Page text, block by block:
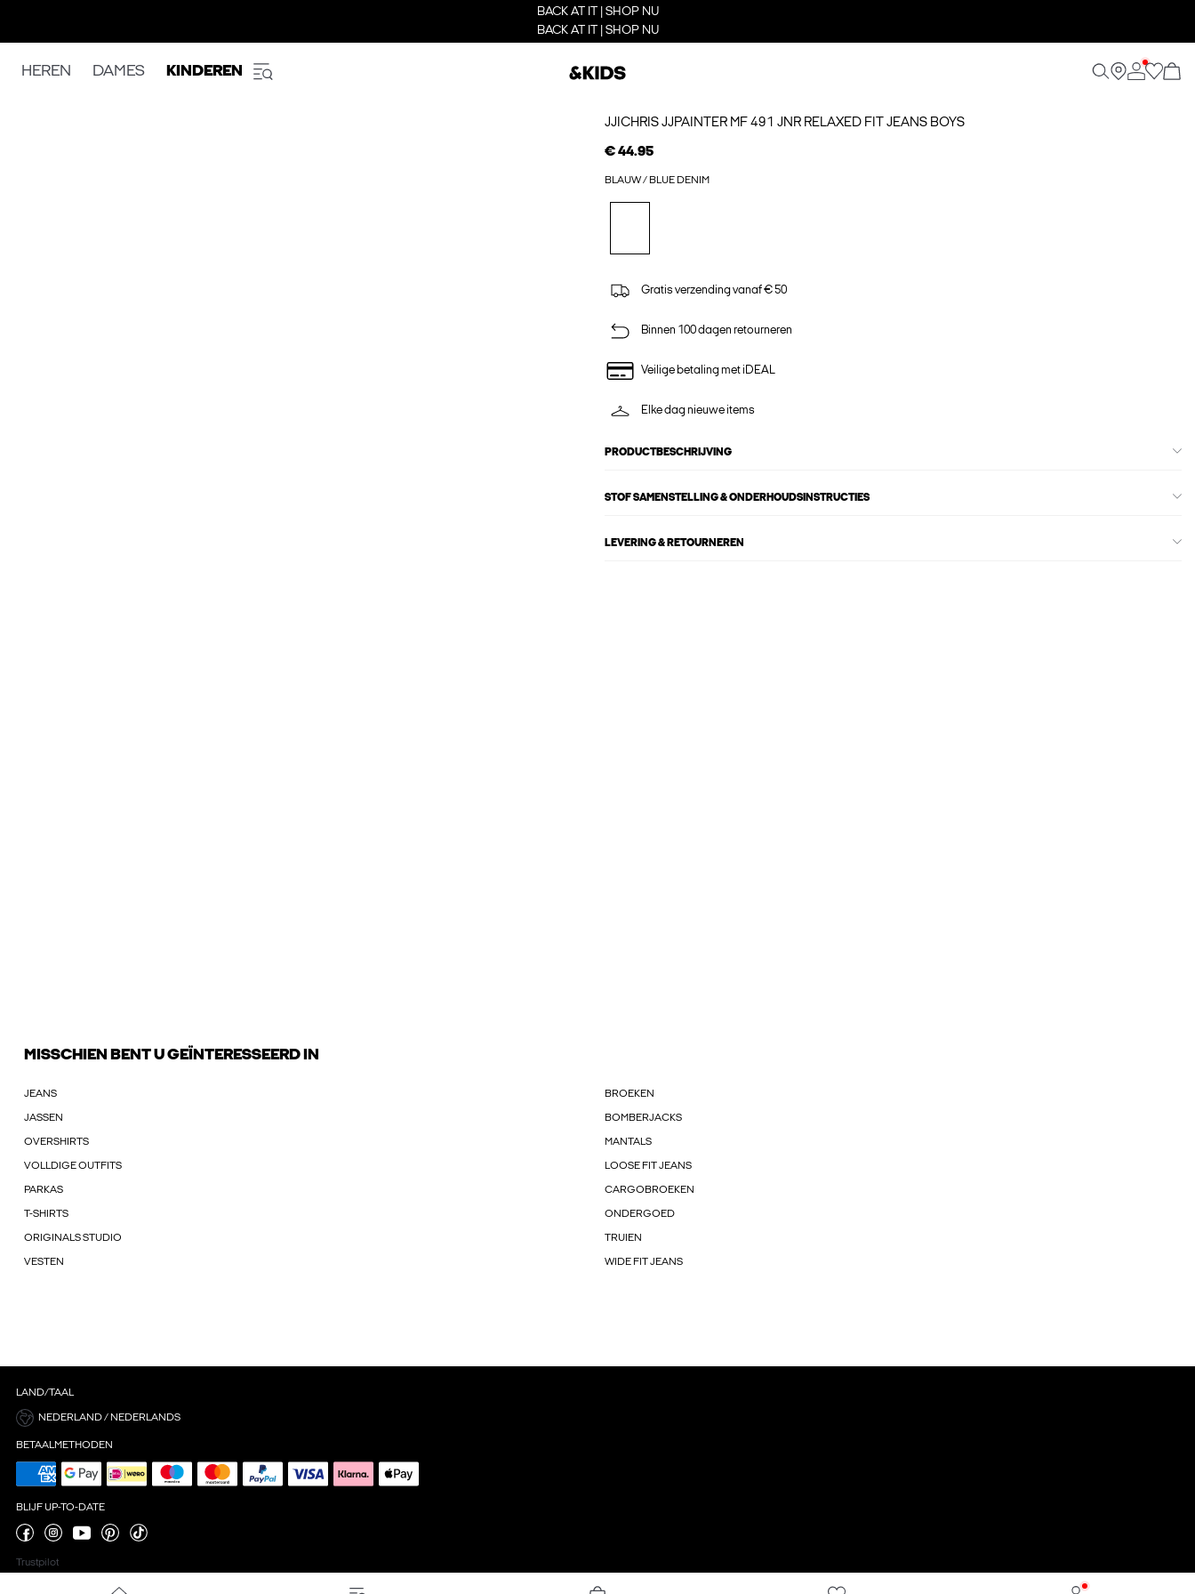
BACK AT IT | SHOP NU
BACK AT IT | SHOP NU
HEREN DAMES KINDEREN
JJICHRIS JJPAINTER MF 491 JNR RELAXED FIT JEANS BOYS
€ 44.95
BLAUW / BLUE DENIM
Gratis verzending vanaf € 50
Binnen 100 dagen retourneren
Veilige betaling met iDEAL
Elke dag nieuwe items
PRODUCTBESCHRIJVING
STOF SAMENSTELLING & ONDERHOUDSINSTRUCTIES
LEVERING & RETOURNEREN
MISSCHIEN BENT U GEÏNTERESSEERD IN
JEANS BROEKEN
JASSEN BOMBERJACKS
OVERSHIRTS MANTALS
VOLLDIGE OUTFITS LOOSE FIT JEANS
PARKAS CARGOBROEKEN
T-SHIRTS ONDERGOED
ORIGINALS STUDIO TRUIEN
VESTEN WIDE FIT JEANS
LAND/TAAL
NEDERLAND / NEDERLANDS
BETAALMETHODEN
BLIJF UP-TO-DATE
Trustpilot